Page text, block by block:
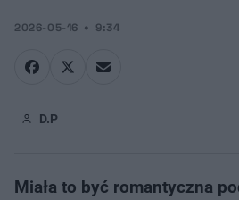
2026-05-16 9:34
D.P
Miała to być romantyczna